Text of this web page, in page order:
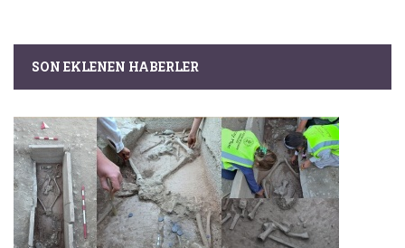
SON EKLENEN HABERLER